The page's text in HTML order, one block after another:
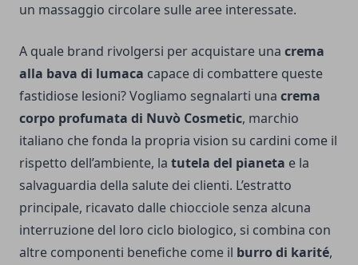
un massaggio circolare sulle aree interessate.
A quale brand rivolgersi per acquistare una crema
alla bava di lumaca capace di combattere queste
fastidiose lesioni? Vogliamo segnalarti una crema
corpo profumata di Nuvò Cosmetic, marchio
italiano che fonda la propria vision su cardini come il
rispetto dell’ambiente, la tutela del pianeta e la
salvaguardia della salute dei clienti. L’estratto
principale, ricavato dalle chiocciole senza alcuna
interruzione del loro ciclo biologico, si combina con
altre componenti benefiche come il burro di karité,